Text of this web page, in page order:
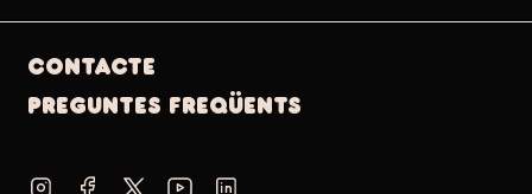
Contacte
PREGUNTES FREQÜENTS